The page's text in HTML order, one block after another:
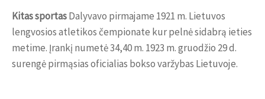
Kitas sportasDalyvavo pirmajame 1921 m. Lietuvos
lengvosios atletikos čempionate kur pelnė sidabrą ieties
metime. Įrankį numetė 34,40 m. 1923 m. gruodžio 29 d.
surengė pirmąsias oficialias bokso varžybas Lietuvoje.